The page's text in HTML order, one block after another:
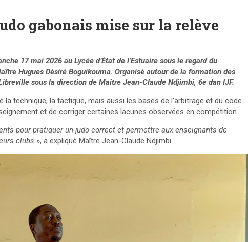
gabonais mise sur la relève
17 mai 2026 au Lycée d’État de l’Estuaire sous le regard du
Hugues Désiré Boguikouma. Organisé autour de la formation des
sous la direction de Maître Jean-Claude Ndjimbi, 6e dan IJF.
technique, la tactique, mais aussi les bases de l’arbitrage et du code
et de corriger certaines lacunes observées en compétition.
pour pratiquer un judo correct et permettre aux enseignants de
clubs », a expliqué Maître Jean-Claude Ndjimbi.